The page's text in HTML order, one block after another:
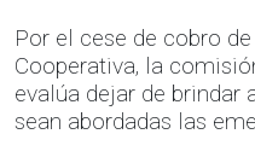
Por el cese de cobro
Cooperativa, la
evalúa dejar de brindar
sean abordadas las